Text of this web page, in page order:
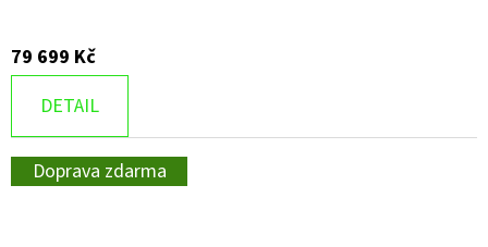
79 699 Kč
DETAIL
Doprava zdarma